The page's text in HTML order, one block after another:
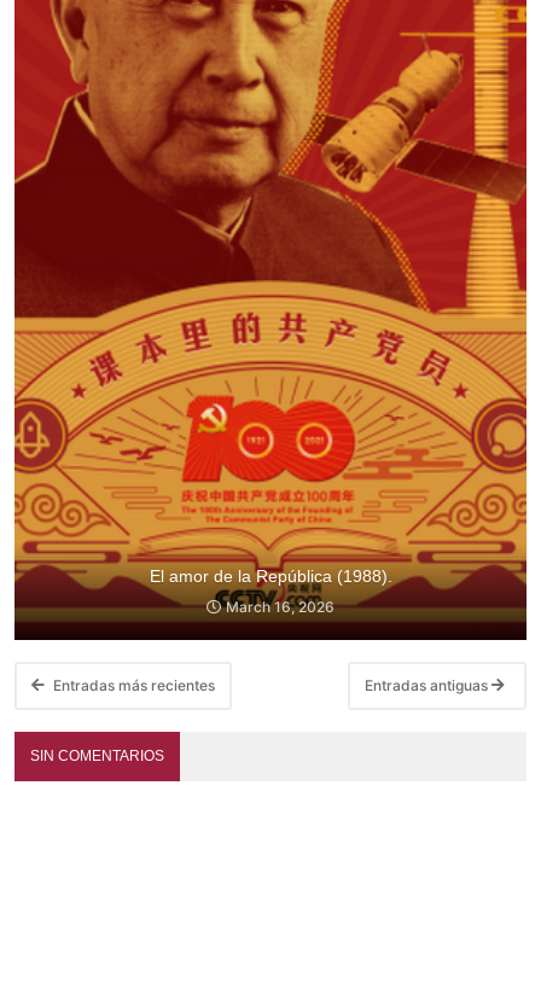
El amor de la República (1988).
March 16, 2026
Entradas más recientes Entradas antiguas
SIN COMENTARIOS